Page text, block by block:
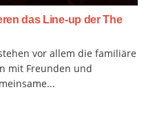
das Line-up der The
vor allem die familiäre
mit Freunden und